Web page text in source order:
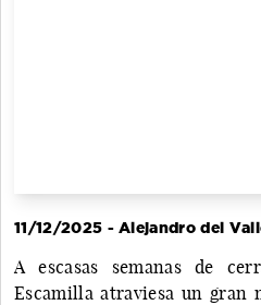
11/12/2025 - Alejandro del
A escasas semanas de
Escamilla atraviesa un gran